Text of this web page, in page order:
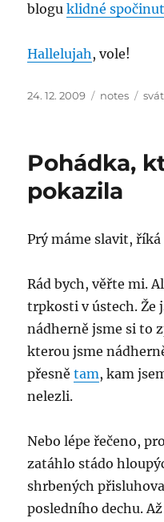
bloguklidné
Hallelujah, vole!
Posted
24. 12. 2009 Categories
notes
Pohádka,
pokazila
Prý máme slavit,
Rád bych, věřte mi.
trpkosti v ústech. Že
nádherně jsme si to
kterou jsme
přesnětam, kam
nelezli.
Nebo lépe řečeno,
zatáhlo stádo
shrbených
posledního dechu.